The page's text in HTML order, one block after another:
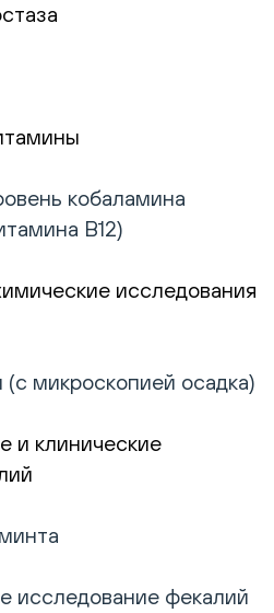
кобаламина
В12)
исследования
микроскопией осадка)
и клинические
исследование фекалий